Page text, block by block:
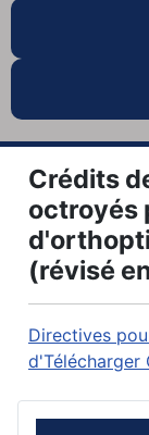
Crédits
octroyés
(révisé
Directives
d'Télécharger